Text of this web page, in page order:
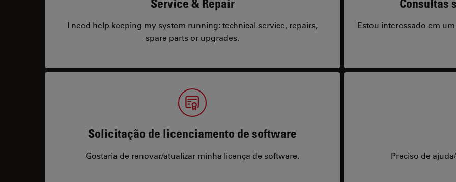
I need help keeping my system running: technical service, repairs,
spare parts or upgrades.
Estou interessado em
Solicitação de licenciamento de software
Gostaria de renovar/atualizar minha licença de software. Preciso de